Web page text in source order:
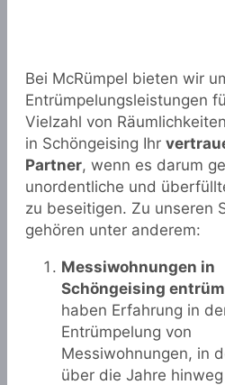
Bei McRümpel bieten wir
Entrümpelungsleistungen
Vielzahl von
in Schöngeising Ihr
Partner, wenn es darum
unordentliche und
zu beseitigen. Zu unseren
gehören unter anderem:
Messiwohnungen in
Schöngeising
haben Erfahrung in
Entrümpelung von
Messiwohnungen, in
über die Jahre